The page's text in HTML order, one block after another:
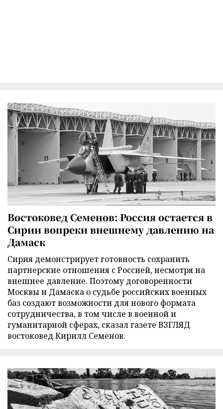
Востоковед Семенов: Россия остается в
Сирии вопреки внешнему давлению на
Дамаск
Сирия демонстрирует готовность сохранить
партнерские отношения с Россией, несмотря на
внешнее давление. Поэтому договоренности
Москвы и Дамаска о судьбе российских военных
баз создают возможности для нового формата
сотрудничества, в том числе в военной и
гуманитарной сферах, сказал газете ВЗГЛЯД
востоковед Кирилл Семенов.